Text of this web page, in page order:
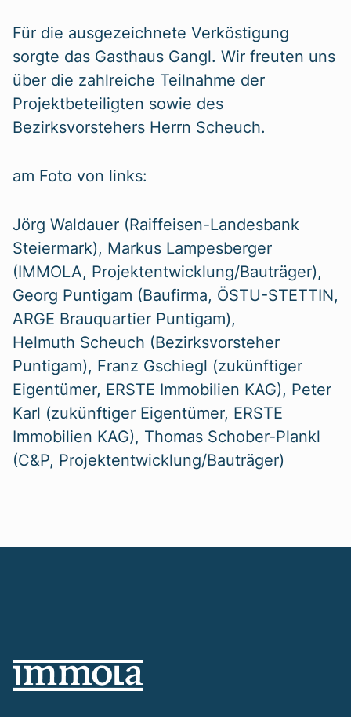
Für die ausgezeichnete Verköstigung
sorgte das Gasthaus Gangl. Wir freuten uns
über die zahlreiche Teilnahme der
Projektbeteiligten sowie des
Bezirksvorstehers Herrn Scheuch.
am Foto von links:
Jörg Waldauer (Raiffeisen-Landesbank
Steiermark), Markus Lampesberger
(IMMOLA, Projektentwicklung/Bauträger),
Georg Puntigam (Baufirma, ÖSTU-STETTIN,
ARGE Brauquartier Puntigam),
Helmuth Scheuch (Bezirksvorsteher
Puntigam), Franz Gschiegl (zukünftiger
Eigentümer, ERSTE Immobilien KAG), Peter
Karl (zukünftiger Eigentümer, ERSTE
Immobilien KAG), Thomas Schober-Plankl
(C&P, Projektentwicklung/Bauträger)